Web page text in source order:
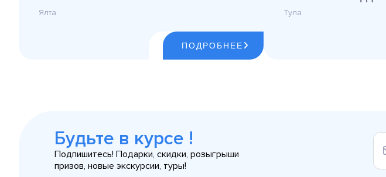
Ялта
ПОДРОБНЕЕ
Тула
Будьте в курсе !
Подпишитесь! Подарки, скидки, розыгрыши
призов, новые экскурсии, туры!